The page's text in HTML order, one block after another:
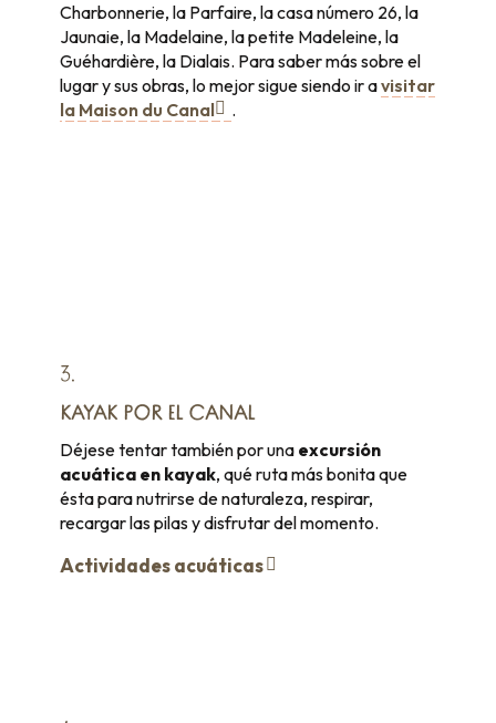
Charbonnerie, la Parfaire, la casa número 26, la
Jaunaie, la Madelaine, la petite Madeleine, la
Guéhardière, la Dialais. Para saber más sobre el
lugar y sus obras, lo mejor sigue siendo ir avisitar
la Maison du Canal
.
3.
KAYAK POR EL CANAL
Déjese tentar también por una excursión
acuática en kayak, qué ruta más bonita que
ésta para nutrirse de naturaleza, respirar,
recargar las pilas y disfrutar del momento.
Actividades acuáticas